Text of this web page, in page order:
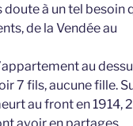
à un tel besoin
de la Vendée au
au
7 fils, aucune fille.
au front en 1914, 2